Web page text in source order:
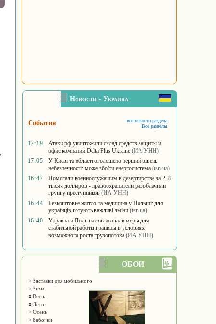
,
Новости - Украина
События
все новости раздела
Все разделы
17:19
Атаки рф уничтожили склад средств защиты и
офис компании Delta Plus Ukraine (ИА УНН)
17:05
У Києві та області оголошено перший рівень
небезпечності: може збоїти енергосистема (tsn.ua)
16:47
Помогали военнослужащим в дезертирстве за 2–8
тысяч долларов - правоохранители разоблачили
группу преступников (ИА УНН)
16:44
Безкоштовне житло та медицина у Польщі: для
українців готують важливі зміни (tsn.ua)
16:40
Украина и Польша согласовали меры для
стабильной работы границы в условиях
возможного роста грузопотока (ИА УНН)
ОБОИ
Заставки для мобильного
Зима
Весна
Лето
Осень
бабочки